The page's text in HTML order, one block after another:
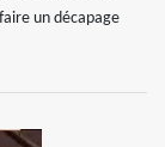
un décapage